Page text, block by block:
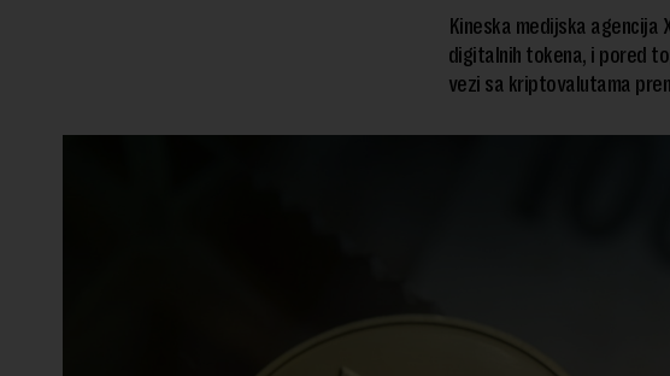
Kineska medijska
digitalnih tokena, i pored
vezi sa kriptovalutama